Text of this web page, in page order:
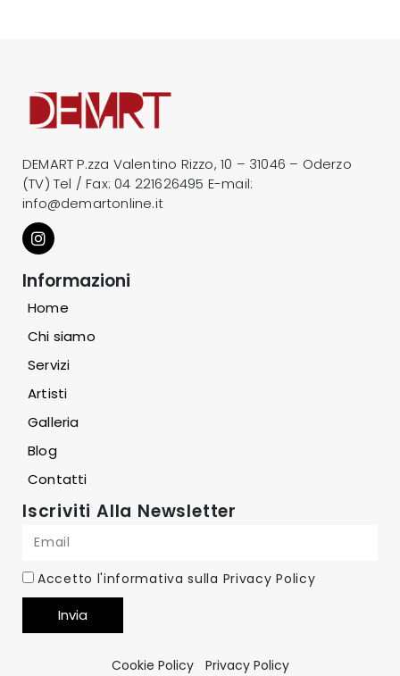
DEMART P.zza Valentino Rizzo, 10 – 31046 – Oderzo
(TV) Tel / Fax:04 221626495 E-mail:
info@demartonline.it
Informazioni
Home
Chi siamo
Servizi
Artisti
Galleria
Blog
Contatti
Iscriviti Alla Newsletter
Accetto l'informativa sulla Privacy Policy
Invia
Cookie Policy Privacy Policy